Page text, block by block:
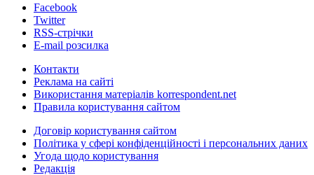
Facebook
Twitter
RSS-стрічки
E-mail розсилка
Контакти
Реклама на сайті
Використання матеріалів korrespondent.net
Правила користування сайтом
Договір користування сайтом
Політика у сфері конфіденційності і персональних даних
Угода щодо користування
Редакція